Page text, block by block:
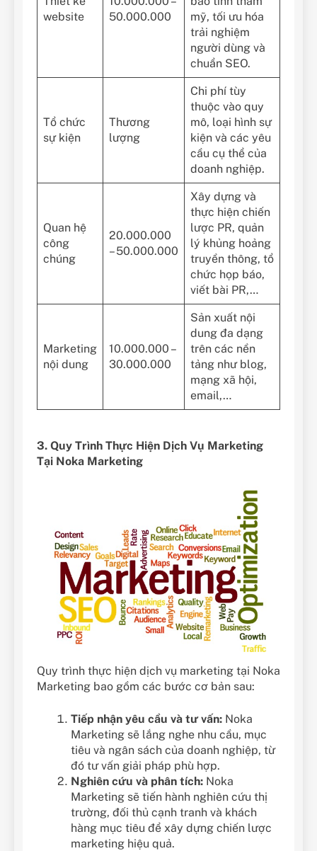
website
50.000.000
mỹ, tối ưu hóa
trải nghiệm
người dùng và
chuẩn SEO.
Tổ chức
sự kiện
Thương
lượng
Chi phí tùy
thuộc vào quy
mô, loại hình sự
kiện và các yêu
cầu cụ thể của
doanh nghiệp.
Quan hệ
công
chúng
20.000.000
– 50.000.000
Xây dựng và
thực hiện chiến
lược PR, quản
lý khủng hoảng
truyền thông, tổ
chức họp báo,
viết bài PR,…
Marketing
nội dung
10.000.000 –
30.000.000
Sản xuất nội
dung đa dạng
trên các nền
tảng như blog,
mạng xã hội,
email,…
3. Quy Trình Thực Hiện Dịch Vụ Marketing
Tại Noka Marketing
Quy trình thực hiện dịch vụ marketing tại Noka
Marketing bao gồm các bước cơ bản sau:
Tiếp nhận yêu cầu và tư vấn: Noka
Marketing sẽ lắng nghe nhu cầu, mục
tiêu và ngân sách của doanh nghiệp, từ
đó tư vấn giải pháp phù hợp.
Nghiên cứu và phân tích: Noka
Marketing sẽ tiến hành nghiên cứu thị
trường, đối thủ cạnh tranh và khách
hàng mục tiêu để xây dựng chiến lược
marketing hiệu quả.